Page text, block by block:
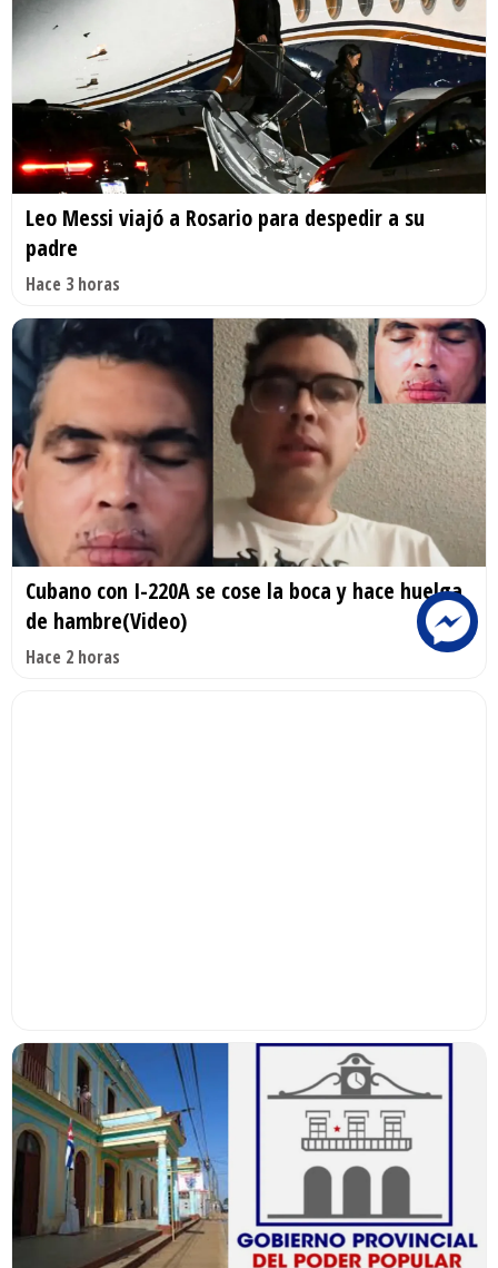
Leo Messi viajó a Rosario para despedir a su
padre
Hace 3 horas
Cubano con I-220A se cose la boca y hace huelga
de hambre(Video)
Hace 2 horas